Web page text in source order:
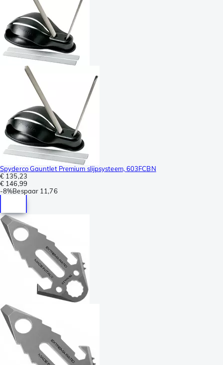
Spyderco Gauntlet Premium slijpsysteem, 603FCBN
€ 135,23
€ 146,99
-8%Bespaar 11,76